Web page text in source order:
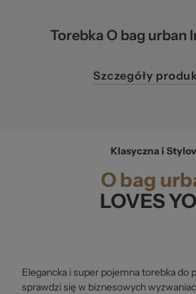
Klasyczna i
O bag
LOVES
Elegancka i super pojemna torebka do
sprawdzi się w biznesowych
Torebka O bag urban
Szczegóły